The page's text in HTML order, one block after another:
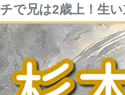
で兄は2歳上！生